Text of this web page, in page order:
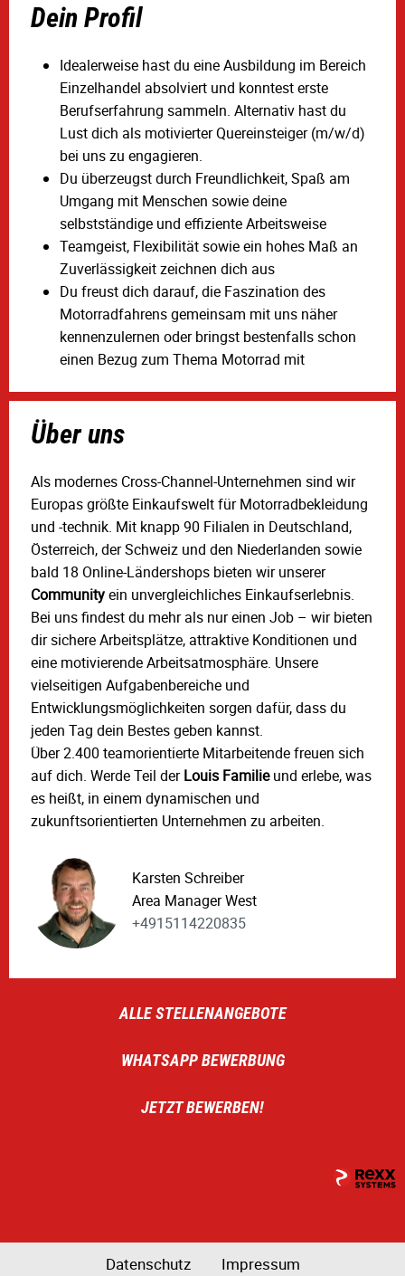
Dein Profil
Idealerweise hast du eine Ausbildung im Bereich
Einzelhandel absolviert und konntest erste
Berufserfahrung sammeln. Alternativ hast du
Lust dich als motivierter Quereinsteiger (m/w/d)
bei uns zu engagieren.
Du überzeugst durch Freundlichkeit, Spaß am
Umgang mit Menschen sowie deine
selbstständige und effiziente Arbeitsweise
Teamgeist, Flexibilität sowie ein hohes Maß an
Zuverlässigkeit zeichnen dich aus
Du freust dich darauf, die Faszination des
Motorradfahrens gemeinsam mit uns näher
kennenzulernen oder bringst bestenfalls schon
einen Bezug zum Thema Motorrad mit
Über uns
Als modernes Cross-Channel-Unternehmen sind wir
Europas größte Einkaufswelt für Motorradbekleidung
und -technik. Mit knapp 90 Filialen in Deutschland,
Österreich, der Schweiz und den Niederlanden sowie
bald 18 Online-Ländershops bieten wir unserer
Communityein unvergleichliches Einkaufserlebnis.
Bei uns findest du mehr als nur einen Job – wir bieten
dir sichere Arbeitsplätze, attraktive Konditionen und
eine motivierende Arbeitsatmosphäre. Unsere
vielseitigen Aufgabenbereiche und
Entwicklungsmöglichkeiten sorgen dafür, dass du
jeden Tag dein Bestes geben kannst.
Über 2.400 teamorientierte Mitarbeitende freuen sich
auf dich. Werde Teil derLouis Familieund erlebe, was
es heißt, in einem dynamischen und
zukunftsorientierten Unternehmen zu arbeiten.
Karsten Schreiber
Area Manager West
+4915114220835
ALLE STELLENANGEBOTE
WHATSAPP BEWERBUNG
JETZT BEWERBEN!
Datenschutz Impressum